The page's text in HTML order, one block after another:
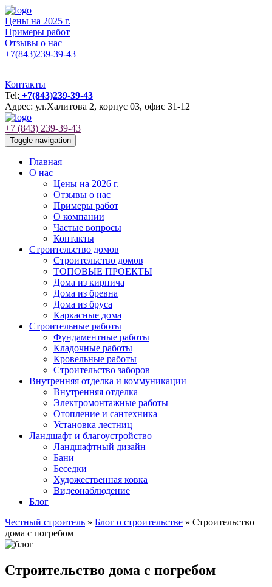
Цены на 2025 г.
Примеры работ
Отзывы о нас
+7(843)239-39-43
Контакты
Tel: +7(843)239-39-43
Адрес: ул.Халитова 2, корпус 03, офис 31-12
+7 (843) 239-39-43
Toggle navigation
Главная
О нас
Цены на 2026 г.
Отзывы о нас
Примеры работ
О компании
Частые вопросы
Контакты
Строительство домов
Строительство домов
ТОПОВЫЕ ПРОЕКТЫ
Дома из кирпича
Дома из бревна
Дома из бруса
Каркасные дома
Строительные работы
Фундаментные работы
Кладочные работы
Кровельные работы
Строительство заборов
Внутренняя отделка и коммуникации
Внутренняя отделка
Электромонтажные работы
Отопление и сантехника
Установка лестниц
Ландшафт и благоустройство
Ландшафтный дизайн
Бани
Беседки
Художественная ковка
Видеонаблюдение
Блог
Честный строитель » Блог о строительстве » Строительство
дома с погребом
Строительство дома с погребом